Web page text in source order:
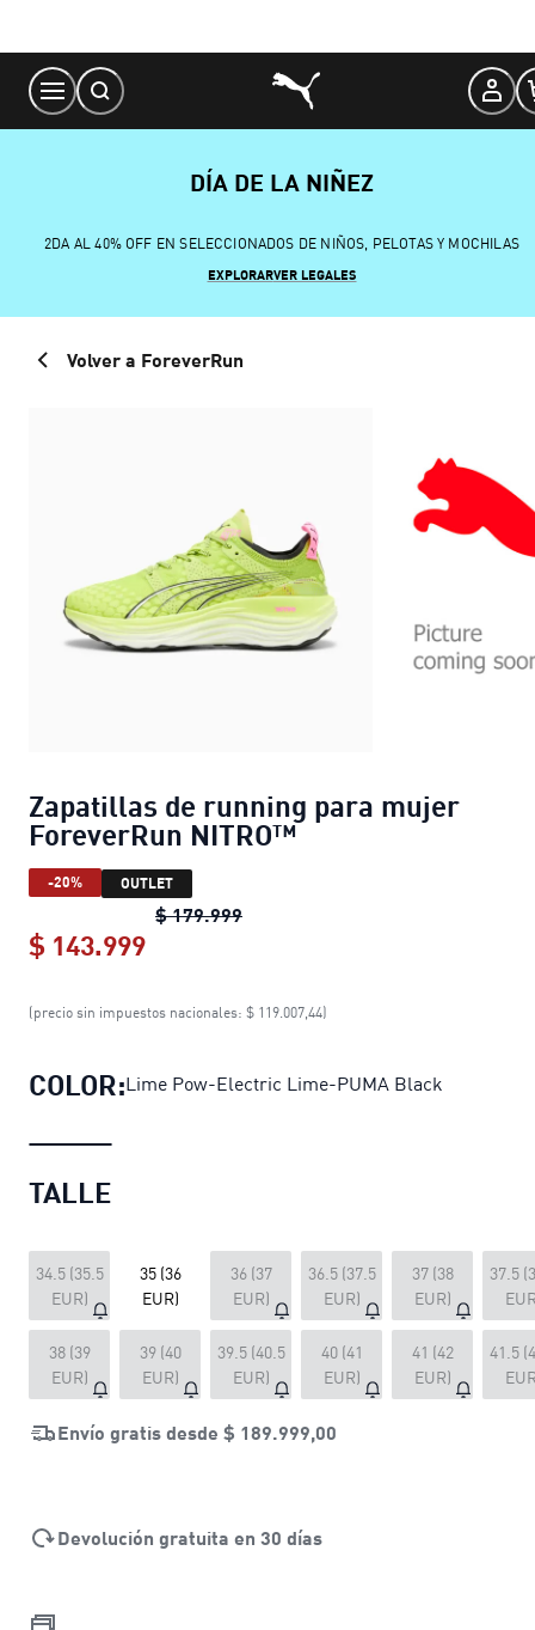
Content
DÍA DE LA NIÑEZ
2DA AL 40% OFF EN SELECCIONADOS DE NIÑOS, PELOTAS Y MOCHILAS
EXPLORARVER LEGALES
Volver a ForeverRun
Zapatillas de running para mujer
ForeverRun NITRO™
-20% OUTLET
$ 179.999Zapatillas de running para mujer
$ 143.999
Zapatillas de running para mujer
(precio sin impuestos nacionales: $ 119.007,44)
COLOR:Lime Pow-Electric Lime-PUMA Black
TALLE
34.5 (35.5
EUR)
35 (36
EUR)
36 (37
EUR)
36.5 (37.5
EUR)
37 (38
EUR)
37.5
38 (39
EUR)
39 (40
EUR)
39.5 (40.5
EUR)
40 (41
EUR)
41 (42
EUR)
41.5
Envío gratis desde $ 189.999,00
Devolución gratuita en 30 días